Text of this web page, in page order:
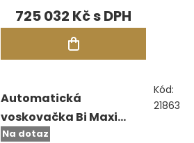
725 032 Kč
Na dotaz
Automatická
voskovačka Bi Maxi
Endura
Kód:
21863